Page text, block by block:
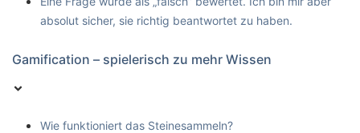
absolut sicher, sie richtig beantwortet zu haben.
Gamification – spielerisch zu mehr Wissen
Wie funktioniert das Steinesammeln?